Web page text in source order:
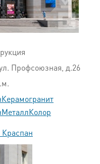
Профсоюзная, д.26